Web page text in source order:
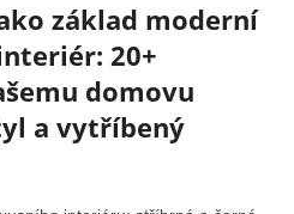
základ moderní
20+
domovu
a vytříbený